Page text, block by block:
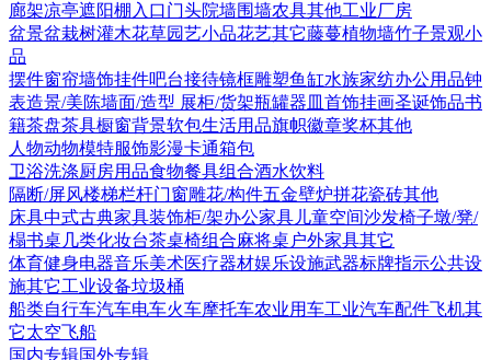
廊架凉亭遮阳棚 入口门头院墙围墙农具其他工业厂房
盆景盆栽树灌木花草园艺小品花艺其它藤蔓植物墙竹子景观小
品
摆件窗帘墙饰挂件吧台接待镜框雕塑鱼缸水族家纺办公用品钟
表造景/美陈墙面/造型 展柜/货架瓶罐器皿 首饰挂画圣诞饰品书
籍茶盘茶具橱窗背景软包生活用品旗帜徽章奖杯其他
人物动物模特服饰影漫卡通箱包
卫浴洗涤厨房用品食物餐具组合酒水饮料
隔断/屏风楼梯栏杆门窗雕花/构件五金壁炉拼花瓷砖其他
床具中式古典家具装饰柜/架办公家具 儿童空间沙发椅子墩/凳/
榻书桌 几类化妆台茶桌椅组合麻将桌 户外家具其它
体育健身电器音乐美术医疗器材娱乐设施武器标牌指示公共设
施其它工业设备垃圾桶
船类自行车汽车电车火车摩托车农业用车工业汽车配件飞机其
它太空飞船
国内专辑国外专辑